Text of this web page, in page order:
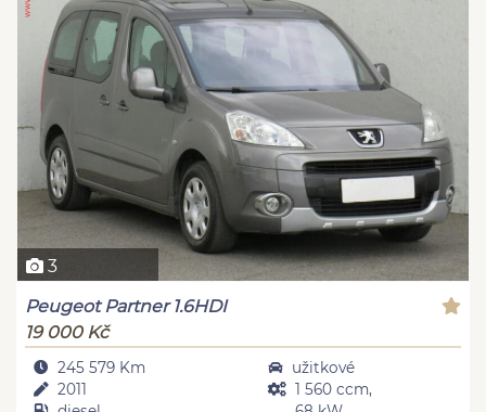
3
Peugeot Partner 1.6HDI
19 000 Kč
245 579 Km
2011
užitkové
1 560 ccm,